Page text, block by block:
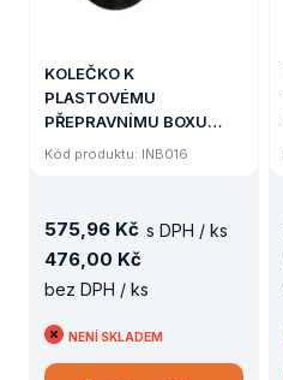
KOLEČKO K
PLASTOVÉMU
PŘEPRAVNÍMU BOXU
STANDARD PRAVÉ
Kód produktu: INB016
575,96 Kč s DPH / ks
476 00 Kč
bez DPH / ks
NENÍ SKLADEM